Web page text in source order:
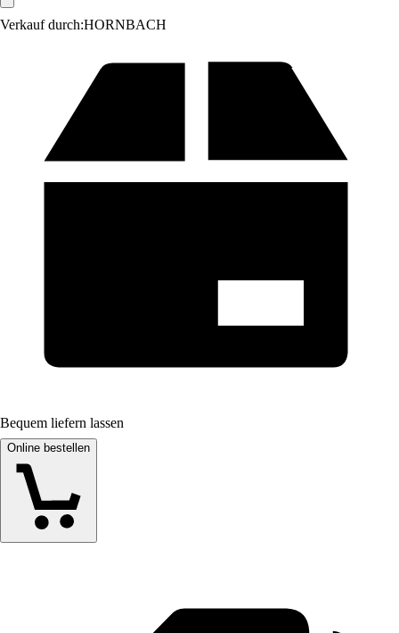
Verkauf durch:HORNBACH
Bequem liefern lassen
Online bestellen